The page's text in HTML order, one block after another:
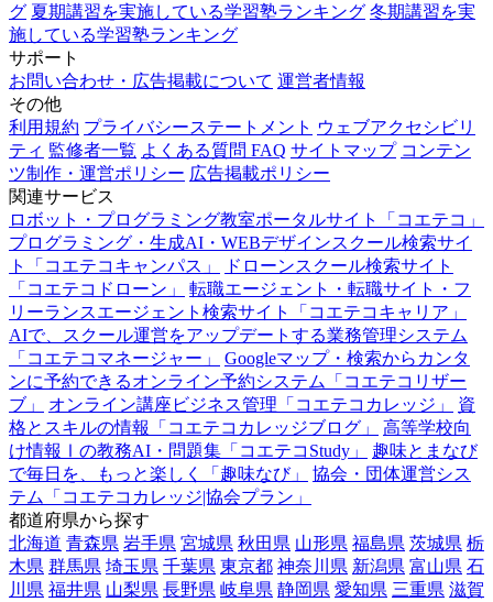
グ 夏期講習を実施している学習塾ランキング 冬期講習を実
施している学習塾ランキング
サポート
お問い合わせ・広告掲載について 運営者情報
その他
利用規約 プライバシーステートメント ウェブアクセシビリ
ティ 監修者一覧 よくある質問 FAQ サイトマップ コンテン
ツ制作・運営ポリシー 広告掲載ポリシー
関連サービス
ロボット・プログラミング教室ポータルサイト「コエテコ」
プログラミング・生成AI・WEBデザインスクール検索サイ
ト「コエテコキャンパス」
ドローンスクール検索サイト
「コエテコドローン」
転職エージェント・転職サイト・フ
リーランスエージェント検索サイト「コエテコキャリア」
AIで、スクール運営をアップデートする業務管理システム
「コエテコマネージャー」
Googleマップ・検索からカンタ
ンに予約できるオンライン予約システム「コエテコリザー
ブ」
オンライン講座ビジネス管理「コエテコカレッジ」
資
格とスキルの情報「コエテコカレッジブログ」
高等学校向
け情報Ⅰの教務AI・問題集「コエテコStudy」
趣味とまなび
で毎日を、もっと楽しく「趣味なび」
協会・団体運営シス
テム「コエテコカレッジ|協会プラン」
都道府県から探す
北海道 青森県 岩手県 宮城県 秋田県 山形県 福島県 茨城県 栃
木県 群馬県 埼玉県 千葉県 東京都 神奈川県 新潟県 富山県 石
川県 福井県 山梨県 長野県 岐阜県 静岡県 愛知県 三重県 滋賀